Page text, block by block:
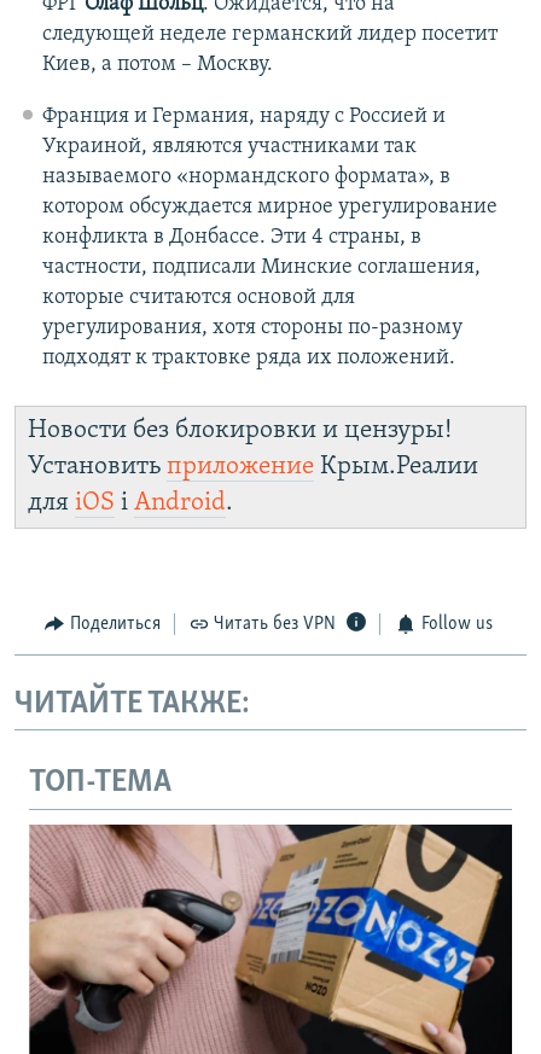
ФРГ Олаф Шольц. Ожидается, что на
следующей неделе германский лидер посетит
Киев, а потом – Москву.
Франция и Германия, наряду с Россией и
Украиной, являются участниками так
называемого «нормандского формата», в
котором обсуждается мирное урегулирование
конфликта в Донбассе. Эти 4 страны, в
частности, подписали Минские соглашения,
которые считаются основой для
урегулирования, хотя стороны по-разному
подходят к трактовке ряда их положений.
Новости без блокировки и цензуры!
Установить приложение Крым.Реалии
для iOS і Android.
Поделиться Читать без VPN Follow us
ЧИТАЙТЕ ТАКЖЕ:
ТОП-ТЕМА